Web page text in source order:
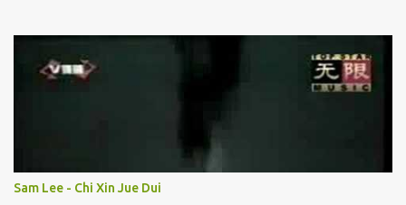
Sam Lee - Chi Xin Jue Dui